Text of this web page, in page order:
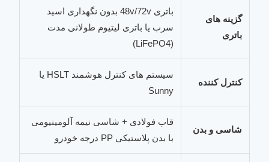
گزینه های
باتری
باتری 48v/72v بدون نگهداری اسید
سرب یا باتری لیتیوم طولانی مدت
(LiFePO4)
کنترل کننده
سیستم های کنترل هوشمند HSLT یا
Sunny
شاسی و بدن
قاب فولادی + شاسی نیمه آلومینیومی
با بدن پلاستیکی PP درجه خودرو